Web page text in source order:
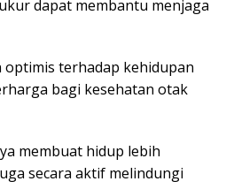
dapat membantu menjaga
terhadap kehidupan
bagi kesehatan otak
membuat hidup lebih
secara aktif melindungi